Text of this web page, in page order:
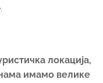
локација,
имамо велике